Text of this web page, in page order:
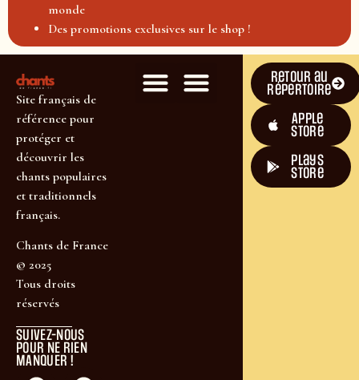
monde
Des promotions exclusives sur le shop !
Site français de
référence pour
protéger et
découvrir les
chants populaires
et traditionnels
français.
Chants de France
© 2025
Tous droits
réservés
SUIVEZ-NOUS
POUR NE RIEN
MANQUER !
Retour au
répertoire
Apple
Store
plays
store